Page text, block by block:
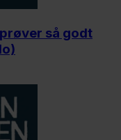
så godt